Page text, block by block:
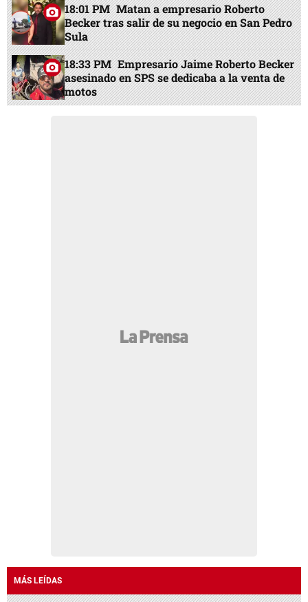
18:01 PM Matan a empresario Roberto
Becker tras salir de su negocio en San Pedro
Sula
18:33 PM Empresario Jaime Roberto Becker
asesinado en SPS se dedicaba a la venta de
motos
MÁS LEÍDAS